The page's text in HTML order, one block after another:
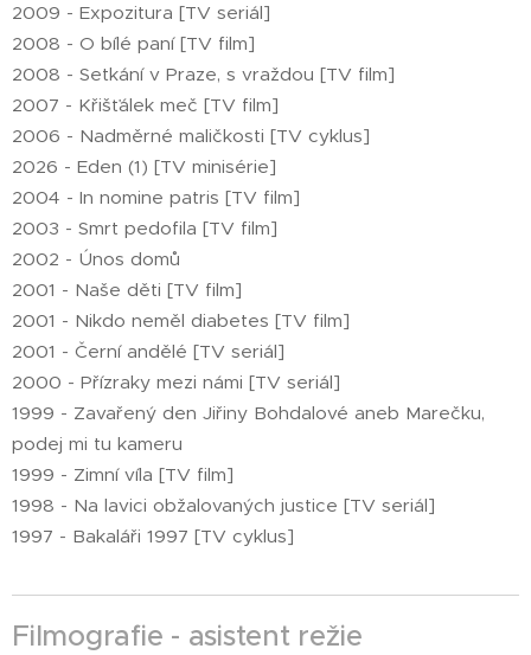
2009 - Expozitura [TV seriál]
2008 - O bílé paní [TV film]
2008 - Setkání v Praze, s vraždou [TV film]
2007 - Křišťálek meč [TV film]
2006 - Nadměrné maličkosti [TV cyklus]
2026 - Eden (1) [TV minisérie]
2004 - In nomine patris [TV film]
2003 - Smrt pedofila [TV film]
2002 - Únos domů
2001 - Naše děti [TV film]
2001 - Nikdo neměl diabetes [TV film]
2001 - Černí andělé [TV seriál]
2000 - Přízraky mezi námi [TV seriál]
1999 - Zavařený den Jiřiny Bohdalové aneb Marečku,
podej mi tu kameru
1999 - Zimní víla [TV film]
1998 - Na lavici obžalovaných justice [TV seriál]
1997 - Bakaláři 1997 [TV cyklus]
Filmografie - asistent režie